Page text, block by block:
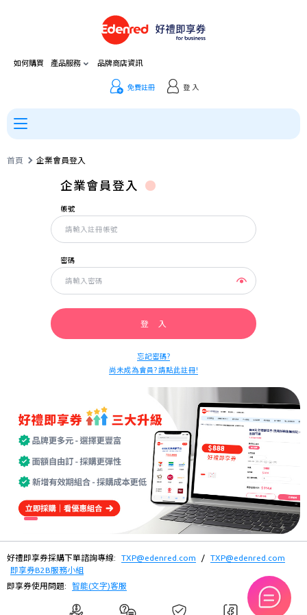
如何購買 產品服務 品牌商店資訊
免費註冊 登 入
首頁 企業會員登入
企業會員登入
帳號
密碼
登 入
忘記密碼?
尚未成為會員? 請點此註冊!
好禮即享券採購下單諮詢專線: TXP@edenred.com /
TXP@edenred.com
即享券B2B服務小組
即享券使用問題:
智能(文字)客服